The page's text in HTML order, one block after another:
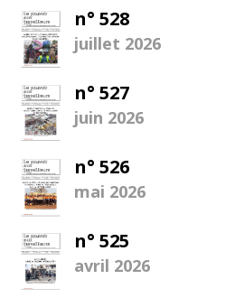
n° 528
juillet 2026
n° 527
juin 2026
n° 526
mai 2026
n° 525
avril 2026